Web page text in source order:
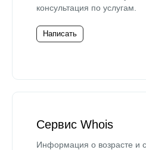
консультация по услугам.
Написать
Сервис Whois
Информация о возрасте и